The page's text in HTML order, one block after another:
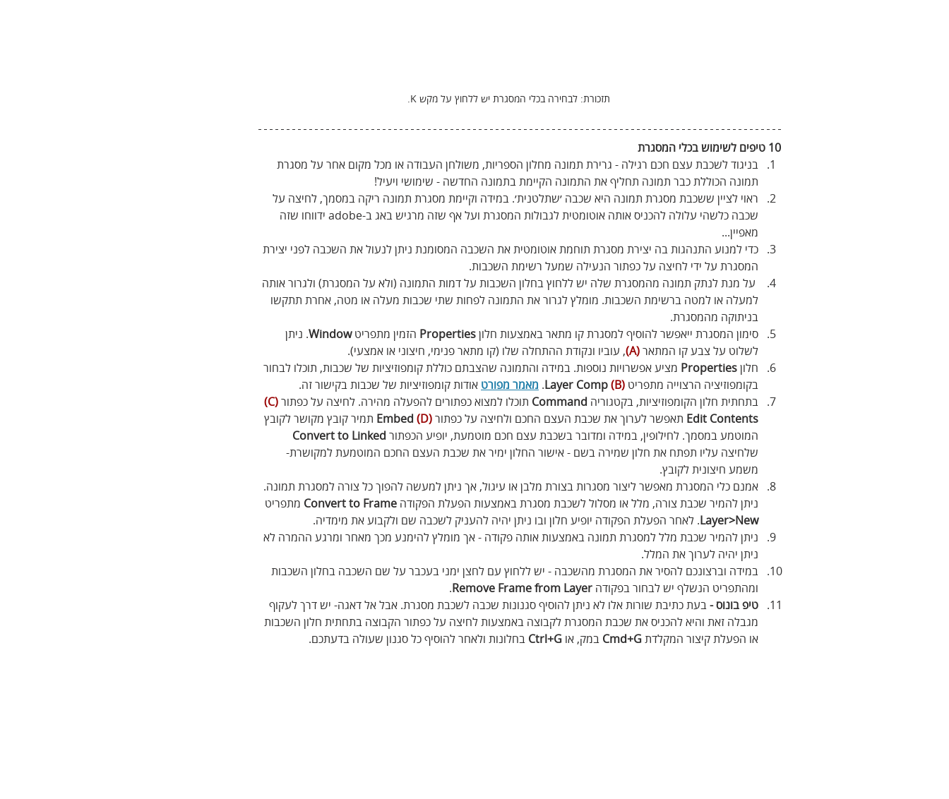
תזכורת: לבחירה בכלי המסגרת יש ללחוץ על מקש K.
10 טיפים לשימוש בכלי המסגרת
בניגוד לשכבת עצם חכם רגילה - גרירת תמונה מחלון הספריות, משולחן העבודה או מכל מקום אחר על מסגרת
תמונה הכוללת כבר תמונה תחליף את התמונה הקיימת בתמונה החדשה - שימושי ויעיל!
ראוי לציין ששכבת מסגרת תמונה היא שכבה ׳שתלטנית׳. במידה וקיימת מסגרת תמונה ריקה במסמך, לחיצה על
שכבה כלשהי עלולה להכניס אותה אוטומטית לגבולות המסגרת ועל אף שזה מרגיש באג ב-adobe ידווחו שזה
מאפיין...
כדי למנוע התנהגות בה יצירת מסגרת תוחמת אוטומטית את השכבה המסומנת ניתן לנעול את השכבה לפני יצירת
המסגרת על ידי לחיצה על כפתור הנעילה שמעל רשימת השכבות.
על מנת לנתק תמונה מהמסגרת שלה יש ללחוץ בחלון השכבות על דמות התמונה (ולא על המסגרת) ולגרור אותה
למעלה או למטה ברשימת השכבות. מומלץ לגרור את התמונה לפחות שתי שכבות מעלה או מטה, אחרת תתקשו
בניתוקה מהמסגרת.
סימון המסגרת ייאפשר להוסיף למסגרת קו מתאר באמצעות חלון Properties הזמין מתפריט Window. ניתן
לשלוט על צבע קו המתאר (A)
, עוביו ונקודת ההתחלה שלו (קו מתאר פנימי, חיצוני או אמצעי).
חלון Properties מציע אפשרויות נוספות. במידה והתמונה שהצבתם כוללת קומפוזיציות של שכבות, תוכלו לבחור
בקומפוזיציה הרצוייה מתפריט (B)
. מאמר מפורט אודות קומפוזיציות של שכבות בקישור זה.
בתחתית חלון הקומפוזיציות, בקטגוריה Command תוכלו למצוא כפתורים להפעלה מהירה. לחיצה על כפתור (C)
Edit Contents תאפשר לערוך את שכבת העצם החכם ולחיצה על כפתור(D)
תמיר קובץ מקושר לקובץ
המוטמע במסמך. לחילופין, במידה ומדובר בשכבת עצם חכם מוטמעת, יופיע הכפתור Convert to Linked
שלחיצה עליו תפתח את חלון שמירה בשם - אישור החלון ימיר את שכבת העצם החכם המוטמעת למקושרת-
משמע חיצונית לקובץ.
אמנם כלי המסגרת מאפשר ליצור מסגרות בצורת מלבן או עיגול, אך ניתן למעשה להפוך כל צורה למסגרת תמונה.
ניתן להמיר שכבת צורה, מלל או מסלול לשכבת מסגרת באמצעות הפעלת הפקודה Convert to Frame מתפריט
Layer>New. לאחר הפעלת הפקודה יופיע חלון ובו ניתן יהיה להעניק לשכבה שם ולקבוע את מימדיה.
ניתן להמיר שכבת מלל למסגרת תמונה באמצעות אותה פקודה - אך מומלץ להימנע מכך מאחר ומרגע ההמרה לא
ניתן יהיה לערוך את המלל.
במידה וברצונכם להסיר את המסגרת מהשכבה - יש ללחוץ עם לחצן ימני בעכבר על שם השכבה בחלון השכבות
ומהתפריט הנשלף יש לבחור בפקודה Remove Frame from Layer
.
טיפ בונוס - בעת כתיבת שורות אלו לא ניתן להוסיף סגנונות שכבה לשכבת מסגרת. אבל אל דאגה- יש דרך לעקוף
מגבלה זאת והיא להכניס את שכבת המסגרת לקבוצה באמצעות לחיצה על כפתור הקבוצה בתחתית חלון השכבות
או הפעלת קיצור המקלדת Cmd+G במק, או Ctrl+G בחלונות ולאחר להוסיף כל סגנון שעולה בדעתכם.